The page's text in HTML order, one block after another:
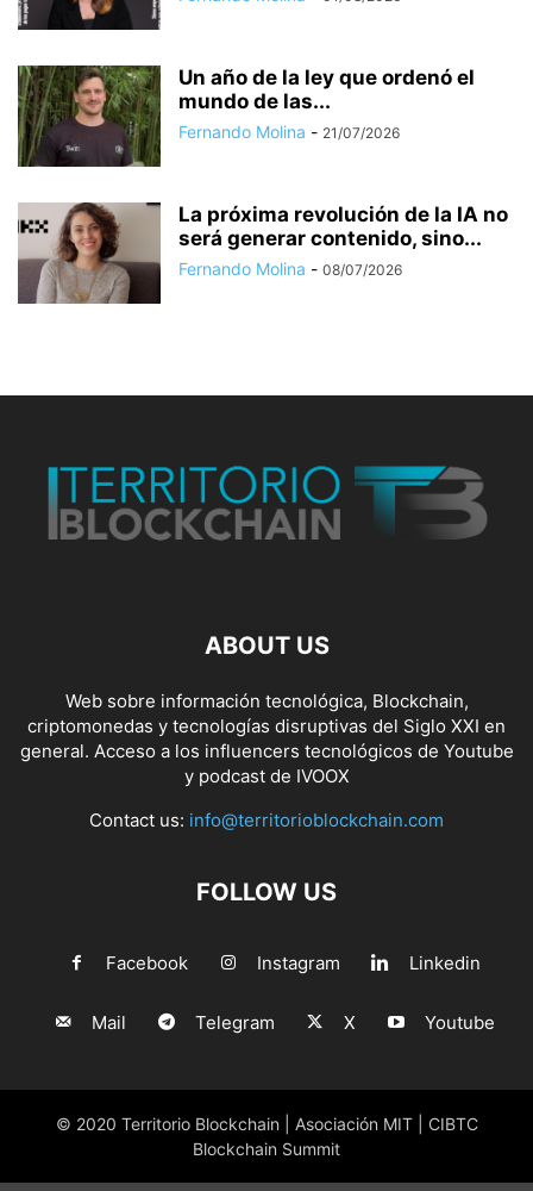
Un año de la ley que ordenó el
mundo de las...
Fernando Molina - 21/07/2026
La próxima revolución de la IA no
será generar contenido, sino...
Fernando Molina - 08/07/2026
ABOUT US
Web sobre información tecnológica, Blockchain,
criptomonedas y tecnologías disruptivas del Siglo XXI en
general. Acceso a los influencers tecnológicos de Youtube
y podcast de IVOOX
Contact us: info@territorioblockchain.com
FOLLOW US
Facebook Instagram Linkedin
Mail Telegram X Youtube
© 2020 Territorio Blockchain | Asociación MIT | CIBTC
Blockchain Summit